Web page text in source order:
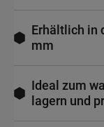
Erhältlich in
mm
Ideal zum
lagern und